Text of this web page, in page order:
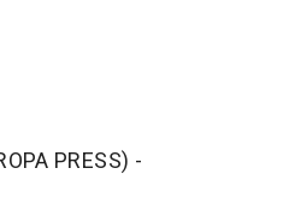
PRESS) -